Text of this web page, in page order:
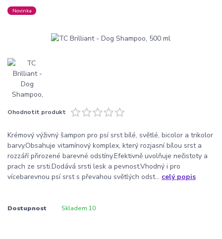
Novinka
Ohodnotit produkt
Krémový výživný šampon pro psí srst bílé, světlé, bicolor a trikolor
barvy.Obsahuje vitamínový komplex, který rozjasní bílou srst a
rozzáří přirozené barevné odstíny.Efektivně uvolňuje nečistoty a
prach ze srsti.Dodává srsti lesk a pevnost.Vhodný i pro
vícebarevnou psí srst s převahou světlých odst... celý popis
Dostupnost Skladem 10